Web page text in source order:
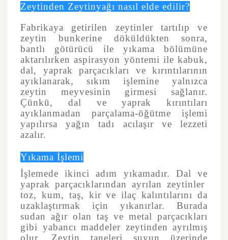
Zeytinden Zeytinyağı nasıl elde edilir?
Fabrikaya getirilen zeytinler tartılıp ve
zeytin bunkerine döküldükten sonra,
bantlı götürücü ile yıkama bölümüne
aktarılırken aspirasyon yöntemi ile kabuk,
dal, yaprak parçacıkları ve kırıntılarının
ayıklanarak, sıkım işlemine yalnızca
zeytin meyvesinin girmesi sağlanır.
Çünkü, dal ve yaprak kırıntıları
ayıklanmadan parçalama-öğütme işlemi
yapılırsa yağın tadı acılaşır ve lezzeti
azalır.
Yıkama İşlemi
İşlemede ikinci adım yıkamadır. Dal ve
yaprak parçacıklarından ayrılan zeytinler
toz, kum, taş, kir ve ilaç kalıntılarını da
uzaklaştırmak için yıkanırlar. Burada
sudan ağır olan taş ve metal parçacıkları
gibi yabancı maddeler zeytinden ayrılmış
olur. Zeytin taneleri suyun üzerinde